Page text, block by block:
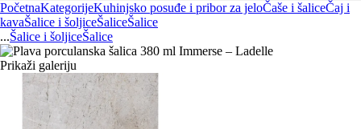
PočetnaKategorijeKuhinjsko posuđe i pribor za jeloČaše i šaliceČaj i
kavaŠalice i šoljiceŠaliceŠalice
...Šalice i šoljiceŠalice
Prikaži galeriju